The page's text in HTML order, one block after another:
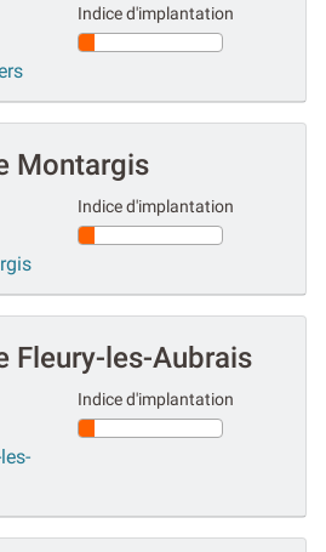
Indice d'implantation
Montargis
Indice d'implantation
Fleury-les-Aubrais
Indice d'implantation